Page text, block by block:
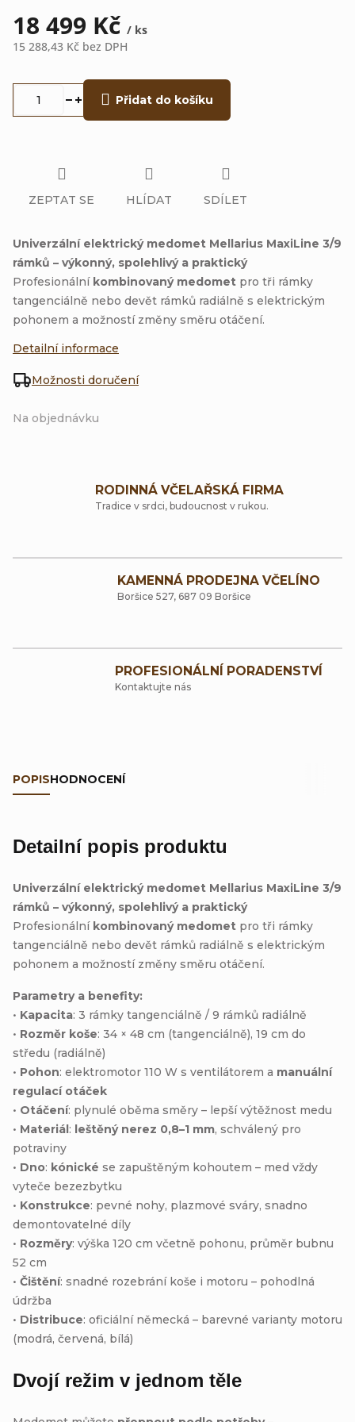
18 499 Kč / ks
15 288,43 Kč bez DPH
Na objednávku
Možnosti doručení
Přidat do košíku
Univerzální elektrický medomet Mellarius MaxiLine 3/9
rámků – výkonný, spolehlivý a praktický
Profesionální kombinovaný medomet pro tři rámky
tangenciálně nebo devět rámků radiálně s elektrickým
pohonem a možností změny směru otáčení.
Detailní informace
ZEPTAT SE HLÍDAT SDÍLET
RODINNÁ VČELAŘSKÁ FIRMA
Tradice v srdci, budoucnost v rukou.
KAMENNÁ PRODEJNA VČELÍNO
Boršice 527, 687 09 Boršice
PROFESIONÁLNÍ PORADENSTVÍ
Kontaktujte nás
POPISHODNOCENÍ
Detailní popis produktu
Univerzální elektrický medomet Mellarius MaxiLine 3/9
rámků – výkonný, spolehlivý a praktický
Profesionální kombinovaný medomet pro tři rámky
tangenciálně nebo devět rámků radiálně s elektrickým
pohonem a možností změny směru otáčení.
Parametry a benefity:
• Kapacita: 3 rámky tangenciálně / 9 rámků radiálně
• Rozměr koše: 34 × 48 cm (tangenciálně), 19 cm do
středu (radiálně)
• Pohon: elektromotor 110 W s ventilátorem a manuální
regulací otáček
• Otáčení: plynulé oběma směry – lepší výtěžnost medu
• Materiál: leštěný nerez 0,8–1 mm, schválený pro
potraviny
• Dno: kónické se zapuštěným kohoutem – med vždy
vyteče bezezbytku
• Konstrukce: pevné nohy, plazmové sváry, snadno
demontovatelné díly
• Rozměry: výška 120 cm včetně pohonu, průměr bubnu
52 cm
• Čištění: snadné rozebrání koše i motoru – pohodlná
údržba
• Distribuce: oficiální německá – barevné varianty motoru
(modrá, červená, bílá)
Dvojí režim v jednom těle